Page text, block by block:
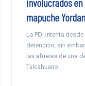
mapuche
La PDI intenta
detención, sin
las afueras de una
Talcahuano.